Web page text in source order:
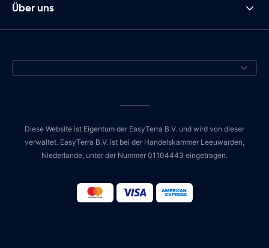
Über uns
Diese Website ist Eigentum der EasyTerra B.V. und wird von dieser
verwaltet. EasyTerra B.V. ist bei der Handelskammer Leeuwarden,
Niederlande, unter der Nummer 01104443 eingetragen.